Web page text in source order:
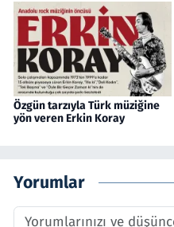
Özgün tarzıyla Türk müziğine
yön veren Erkin Koray
Yorumlar